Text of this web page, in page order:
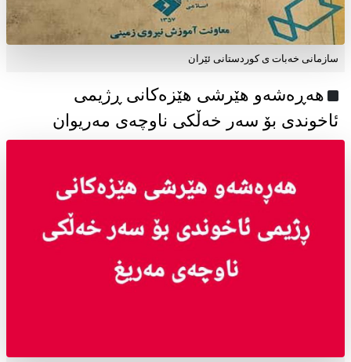
سازمانی خەبات ی كوردستانی ئێران
هەڕەشەو هێرشی هێزەکانی ڕژیمی
ئاخوندی بۆ سەر خەڵکی ناوچەی مەریوان